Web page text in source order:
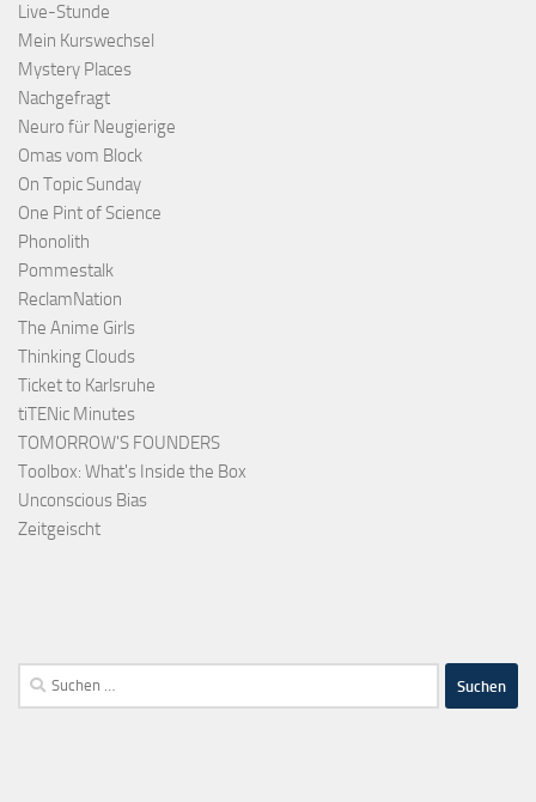
Live-Stunde
Mein Kurswechsel
Mystery Places
Nachgefragt
Neuro für Neugierige
Omas vom Block
On Topic Sunday
One Pint of Science
Phonolith
Pommestalk
ReclamNation
The Anime Girls
Thinking Clouds
Ticket to Karlsruhe
tiTENic Minutes
TOMORROW'S FOUNDERS
Toolbox: What's Inside the Box
Unconscious Bias
Zeitgeischt